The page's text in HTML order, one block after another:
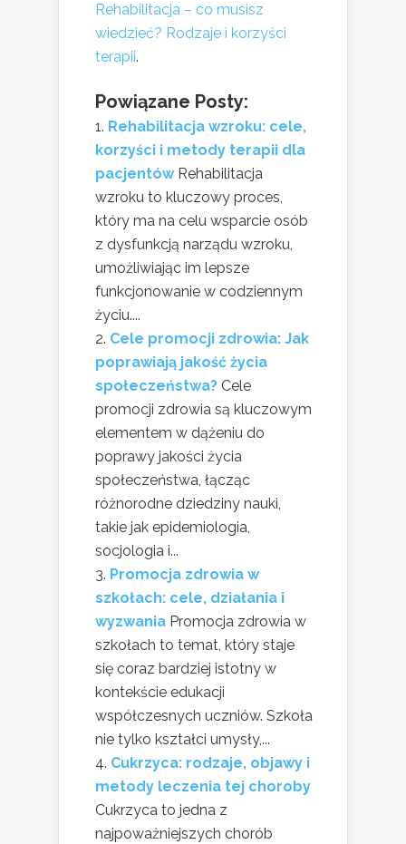
Rehabilitacja – co musisz
wiedzieć? Rodzaje i korzyści
terapii.
Powiązane Posty:
Rehabilitacja wzroku: cele,
korzyści i metody terapii dla
pacjentów Rehabilitacja
wzroku to kluczowy proces,
który ma na celu wsparcie osób
z dysfunkcją narządu wzroku,
umożliwiając im lepsze
funkcjonowanie w codziennym
życiu....
Cele promocji zdrowia: Jak
poprawiają jakość życia
społeczeństwa? Cele
promocji zdrowia są kluczowym
elementem w dążeniu do
poprawy jakości życia
społeczeństwa, łącząc
różnorodne dziedziny nauki,
takie jak epidemiologia,
socjologia i...
Promocja zdrowia w
szkołach: cele, działania i
wyzwania Promocja zdrowia w
szkołach to temat, który staje
się coraz bardziej istotny w
kontekście edukacji
współczesnych uczniów. Szkoła
nie tylko kształci umysły,...
Cukrzyca: rodzaje, objawy i
metody leczenia tej choroby
Cukrzyca to jedna z
najpoważniejszych chorób